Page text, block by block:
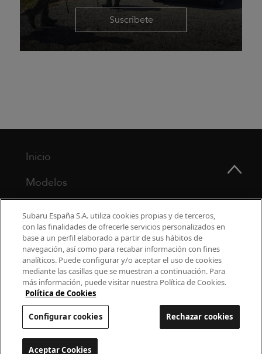
Suscríbete
Inicio
Modelos
Finance
Propietarios
Contacto
Universo Subaru
900 440 044
Subaru España S.A. utiliza cookies propias y de terceros,
con las finalidades de ofrecerle servicios personalizados en
base a un perfil elaborado a partir de sus hábitos de
navegación, así como para recabar información con fines
analíticos. Puede configurar y/o aceptar el uso de cookies
mediante las casillas que se muestran a continuación. Para
más información, puede visitar nuestra Política de Cookies.
Política de Cookies
Configurar cookies Rechazar cookies
Aceptar Cookies